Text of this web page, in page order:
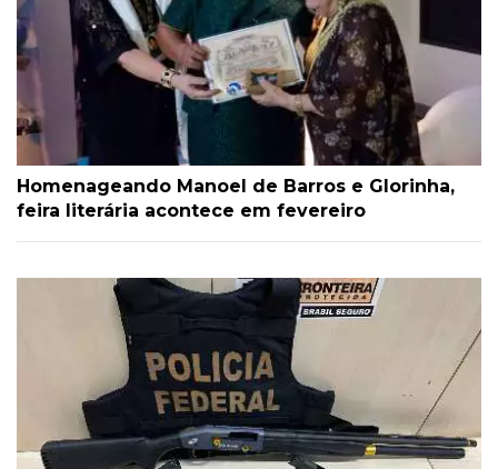
Homenageando Manoel de Barros e Glorinha,
feira literária acontece em fevereiro